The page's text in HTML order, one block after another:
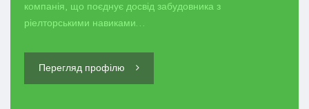
компанія, що поєднує досвід забудовника з
ріелторськими навиками…
Перегляд профілю